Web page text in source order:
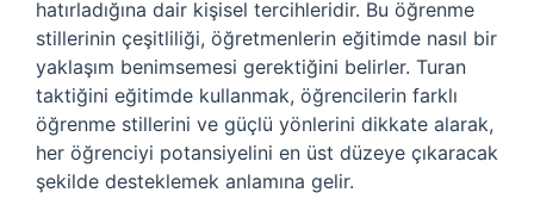
hatırladığına dair kişisel tercihleridir. Bu öğrenme
stillerinin çeşitliliği, öğretmenlerin eğitimde nasıl bir
yaklaşım benimsemesi gerektiğini belirler. Turan
taktiğini eğitimde kullanmak, öğrencilerin farklı
öğrenme stillerini ve güçlü yönlerini dikkate alarak,
her öğrenciyi potansiyelini en üst düzeye çıkaracak
şekilde desteklemek anlamına gelir.